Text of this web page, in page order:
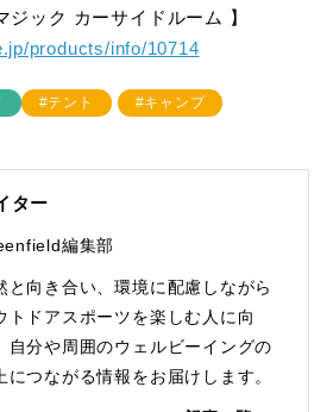
ジック カーサイドルーム 】
products/info/10714
#テント
#キャンプ
ター
編集部
と向き合い、環境に配慮しながら
トドアスポーツを楽しむ人に向
自分や周囲のウェルビーイングの
につながる情報をお届けします。